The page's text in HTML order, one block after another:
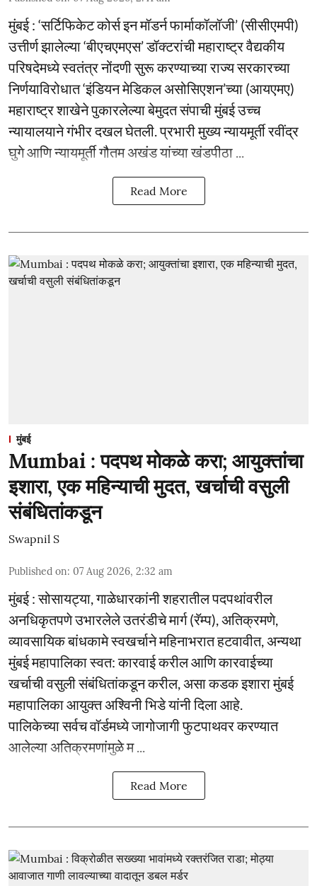
मुंबई : ‘सर्टिफिकेट कोर्स इन मॉडर्न फार्माकॉलॉजी’ (सीसीएमपी)
उत्तीर्ण झालेल्या ‘बीएचएमएस’ डॉक्टरांची महाराष्ट्र वैद्यकीय
परिषदेमध्ये स्वतंत्र नोंदणी सुरू करण्याच्या राज्य सरकारच्या
निर्णयाविरोधात ‘इंडियन मेडिकल असोसिएशन’च्या (आयएमए)
महाराष्ट्र शाखेने पुकारलेल्या बेमुदत संपाची मुंबई उच्च
न्यायालयाने गंभीर दखल घेतली. प्रभारी मुख्य न्यायमूर्ती रवींद्र
घुगे आणि न्यायमूर्ती गौतम अखंड यांच्या खंडपीठा ...
Read More
मुंबई
Mumbai : पदपथ मोकळे करा; आयुक्तांचा
इशारा, एक महिन्याची मुदत, खर्चाची वसुली
संबंधितांकडून
Swapnil S
Published on: 07 Aug 2026, 2:32 am
मुंबई : सोसायट्या, गाळेधारकांनी शहरातील पदपथांवरील
अनधिकृतपणे उभारलेले उतरंडीचे मार्ग (रॅम्प), अतिक्रमणे,
व्यावसायिक बांधकामे स्वखर्चाने महिनाभरात हटवावीत, अन्यथा
मुंबई महापालिका स्वत: कारवाई करील आणि कारवाईच्या
खर्चाची वसुली संबंधितांकडून करील, असा कडक इशारा मुंबई
महापालिका आयुक्त अश्विनी भिडे यांनी दिला आहे.
पालिकेच्या सर्वच वॉर्डमध्ये जागोजागी फुटपाथवर करण्यात
आलेल्या अतिक्रमणांमुळे म ...
Read More